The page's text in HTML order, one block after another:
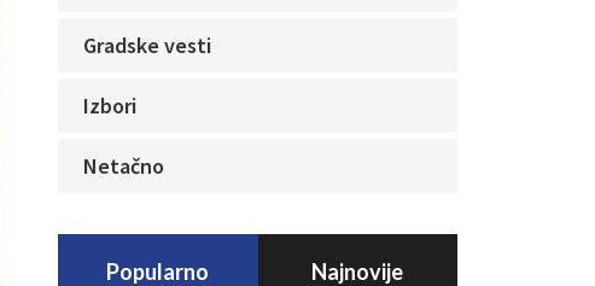
Gradske vesti
Izbori
Netačno
Popularno Najnovije